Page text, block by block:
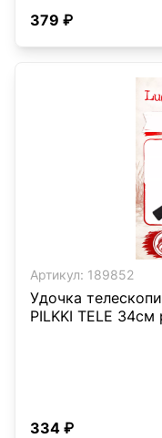
379 ₽
Артикул: 189852
Удочка
PILKKI TELE 34см
334 ₽